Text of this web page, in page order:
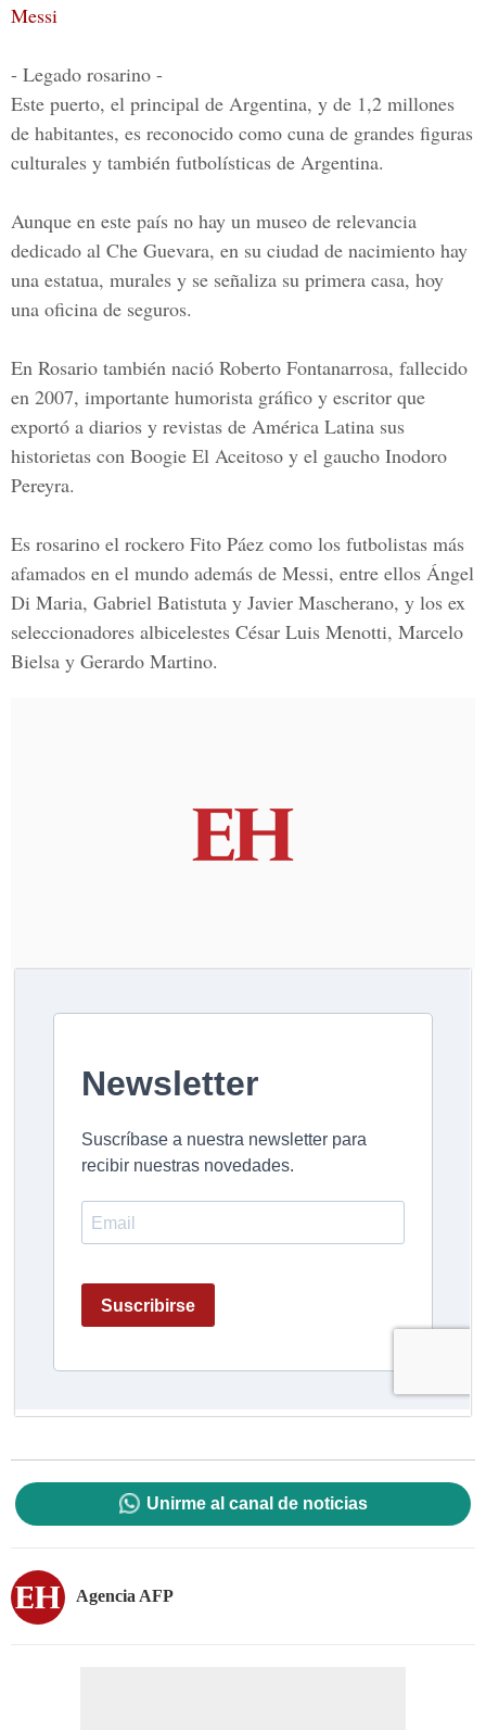
Messi
- Legado rosarino -
Este puerto, el principal de Argentina, y de 1,2 millones
de habitantes, es reconocido como cuna de grandes figuras
culturales y también futbolísticas de Argentina.
Aunque en este país no hay un museo de relevancia
dedicado al Che Guevara, en su ciudad de nacimiento hay
una estatua, murales y se señaliza su primera casa, hoy
una oficina de seguros.
En Rosario también nació Roberto Fontanarrosa, fallecido
en 2007, importante humorista gráfico y escritor que
exportó a diarios y revistas de América Latina sus
historietas con Boogie El Aceitoso y el gaucho Inodoro
Pereyra.
Es rosarino el rockero Fito Páez como los futbolistas más
afamados en el mundo además de Messi, entre ellos Ángel
Di Maria, Gabriel Batistuta y Javier Mascherano, y los ex
seleccionadores albicelestes César Luis Menotti, Marcelo
Bielsa y Gerardo Martino.
Unirme al canal de noticias
Agencia AFP